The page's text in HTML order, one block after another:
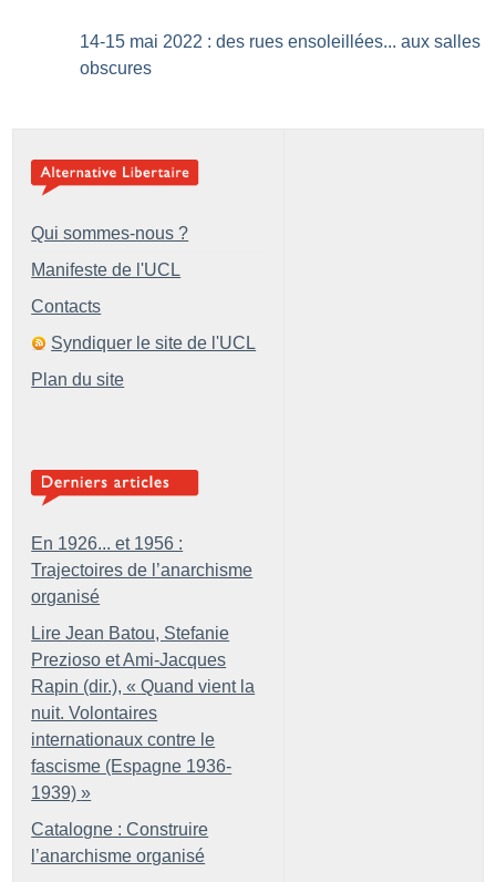
14-15 mai 2022 : des rues ensoleillées... aux salles
obscures
Qui sommes-nous ?
Manifeste de l'UCL
Contacts
Syndiquer le site de l'UCL
Plan du site
En 1926... et 1956 :
Trajectoires de l’anarchisme
organisé
Lire Jean Batou, Stefanie
Prezioso et Ami-Jacques
Rapin (dir.), « Quand vient la
nuit. Volontaires
internationaux contre le
fascisme (Espagne 1936-
1939) »
Catalogne : Construire
l’anarchisme organisé